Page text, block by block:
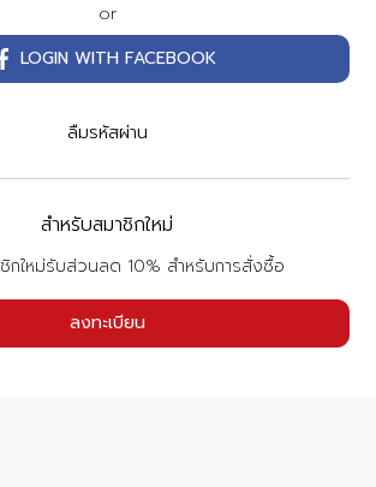
or
LOGIN WITH FACEBOOK
ลืมรหัสผ่าน
สำหรับสมาชิกใหม่
กใหม่รับส่วนลด 10% สำหรับการสั่งซื้อ
ลงทะเบียน